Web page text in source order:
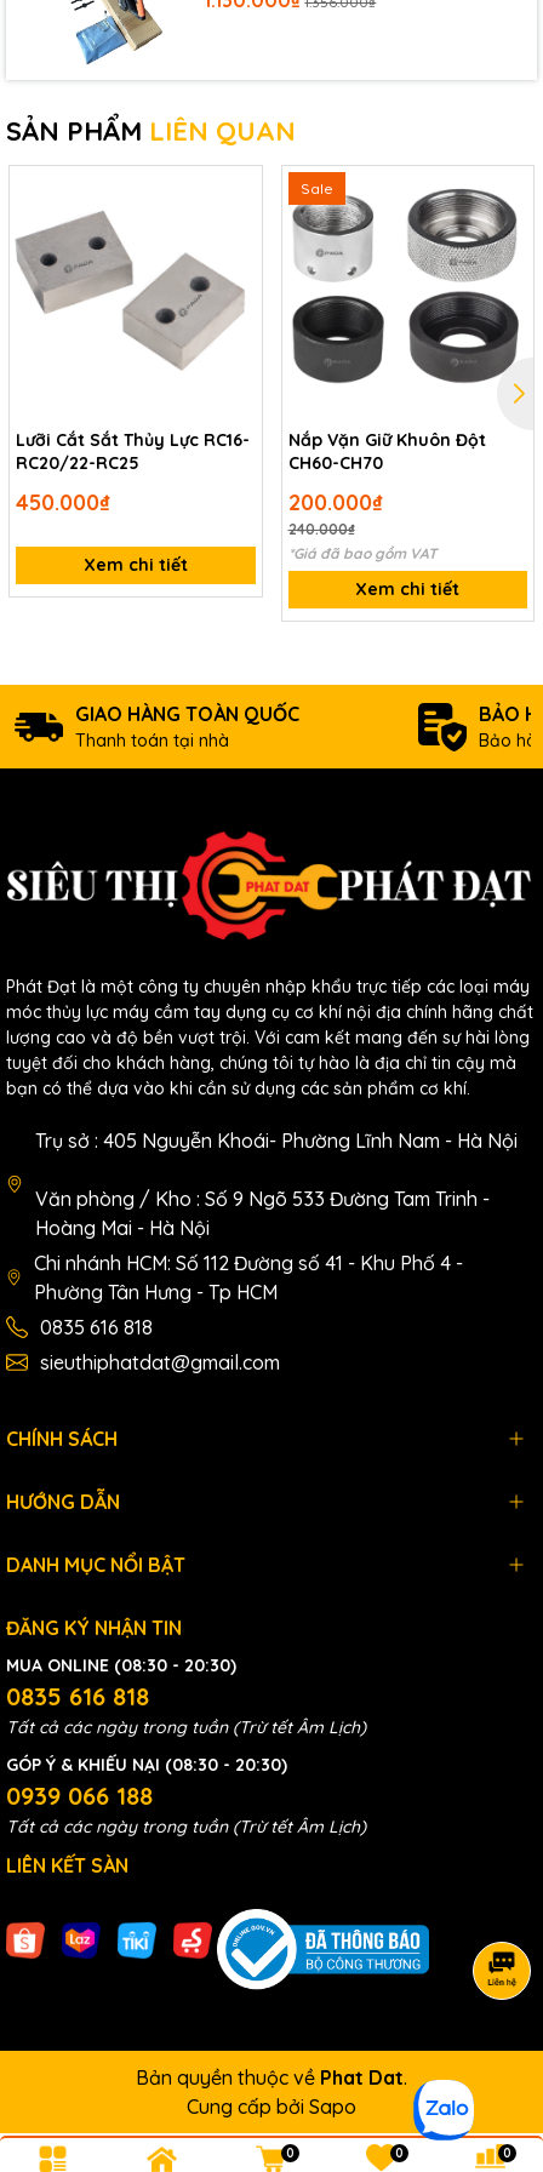
SẢN PHẨM LIÊN QUAN
Lưỡi Cắt Sắt Thủy Lực RC16-
RC20/22-RC25
450.000₫
Xem chi tiết
Sale
Nắp Vặn Giữ Khuôn Đột
CH60-CH70
200.000₫
240.000₫
*Giá đã bao gồm VAT
Xem chi tiết
GIAO HÀNG TOÀN QUỐC
Thanh toán tại nhà
BẢO
Bảo
Phát Đạt là một công ty chuyên nhập khẩu trực tiếp các loại máy
móc thủy lực máy cầm tay dụng cụ cơ khí nội địa chính hãng chất
lượng cao và độ bền vượt trội. Với cam kết mang đến sự hài lòng
tuyệt đối cho khách hàng, chúng tôi tự hào là địa chỉ tin cậy mà
bạn có thể dựa vào khi cần sử dụng các sản phẩm cơ khí.
Trụ sở : 405 Nguyễn Khoái- Phường Lĩnh Nam - Hà Nội
Văn phòng / Kho : Số 9 Ngõ 533 Đường Tam Trinh -
Hoàng Mai - Hà Nội
Chi nhánh HCM: Số 112 Đường số 41 - Khu Phố 4 -
Phường Tân Hưng - Tp HCM
0835 616 818
sieuthiphatdat@gmail.com
CHÍNH SÁCH
HƯỚNG DẪN
DANH MỤC NỔI BẬT
ĐĂNG KÝ NHẬN TIN
MUA ONLINE (08:30 - 20:30)
0835 616 818
Tất cả các ngày trong tuần (Trừ tết Âm Lịch)
GÓP Ý & KHIẾU NẠI (08:30 - 20:30)
0939 066 188
Tất cả các ngày trong tuần (Trừ tết Âm Lịch)
LIÊN KẾT SÀN
Bản quyền thuộc về Phat Dat.
Cung cấp bởi Sapo
0 0 0